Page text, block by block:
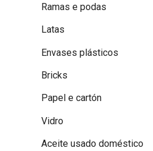
Ramas e podas
Latas
Envases plásticos
Bricks
Papel e cartón
Vidro
Aceite usado doméstico